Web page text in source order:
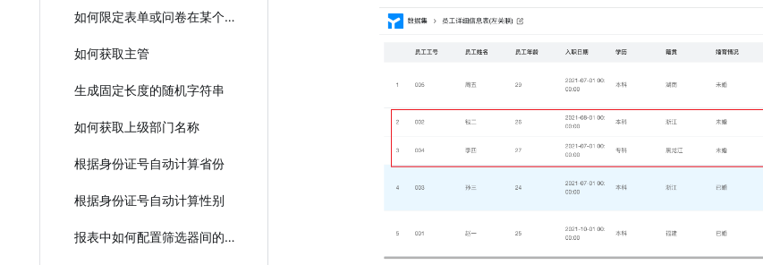
如何限定表单或问卷在某个日期前有效提交
如何获取主管
生成固定长度的随机字符串
如何获取上级部门名称
根据身份证号自动计算省份
根据身份证号自动计算性别
报表中如何配置筛选器间的联动？